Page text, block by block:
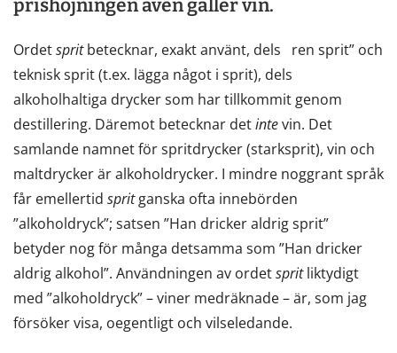
prishöjningen även gäller vin.
Ordetspritbetecknar, exakt använt, dels ren sprit” och
teknisk sprit (t.ex. lägga något i sprit), dels
alkoholhaltiga drycker som har tillkommit genom
destillering. Däremot betecknar detintevin. Det
samlande namnet för spritdrycker (starksprit), vin och
maltdrycker är alkoholdrycker. I mindre noggrant språk
får emellertid spritganska ofta innebörden
”alkoholdryck”; satsen ”Han dricker aldrig sprit”
betyder nog för många detsamma som ”Han dricker
aldrig alkohol”. Användningen av ordetspritliktydigt
med ”alkoholdryck” – viner medräknade – är, som jag
försöker visa, oegentligt och vilseledande.